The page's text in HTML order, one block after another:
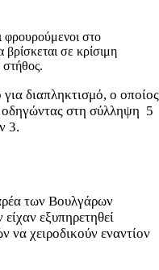
φρουρούμενοι στο
σε κρίσιμη
διαπληκτισμό, ο οποίος
οδηγώντας στη σύλληψη 5
3.
των Βουλγάρων
είχαν εξυπηρετηθεί
να χειροδικούν εναντίον